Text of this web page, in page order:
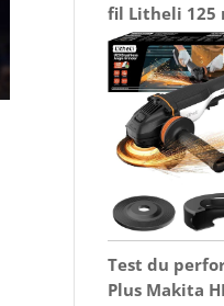
fil Litheli 125
Test du
Plus Makita